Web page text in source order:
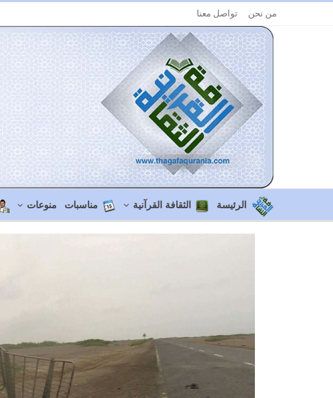
من نحن تواصل معنا
الرئيسة الثقافة القرآنية مناسبات منوعات